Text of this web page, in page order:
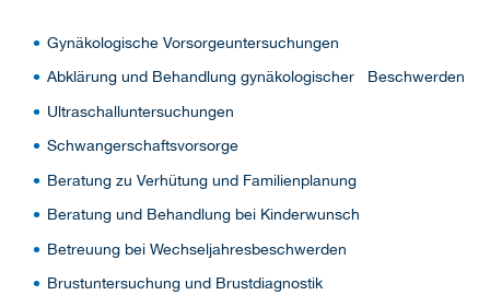
Gynäkologische Vorsorgeuntersuchungen
Abklärung und Behandlung gynäkologischer Beschwerden
Ultraschalluntersuchungen
Schwangerschaftsvorsorge
Beratung zu Verhütung und Familienplanung
Beratung und Behandlung bei Kinderwunsch
Betreuung bei Wechseljahresbeschwerden
Brustuntersuchung und Brustdiagnostik